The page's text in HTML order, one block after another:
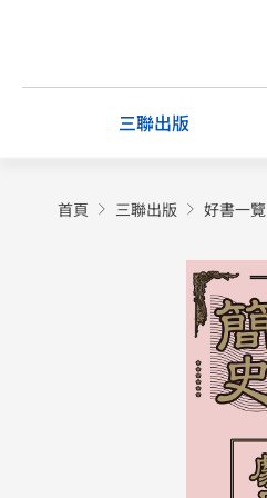
content
三聯出版
首頁 三聯出版 好書一覽